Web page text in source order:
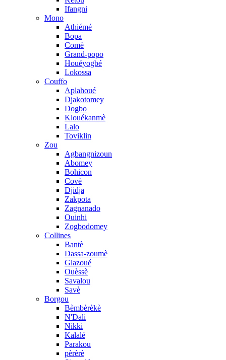
Ifangni
Mono
Athiémé
Bopa
Comè
Grand-popo
Houéyogbé
Lokossa
Couffo
Aplahoué
Djakotomey
Dogbo
Klouékanmè
Lalo
Toviklin
Zou
Agbangnizoun
Abomey
Bohicon
Covè
Djidja
Zakpota
Zagnanado
Ouinhi
Zogbodomey
Collines
Bantè
Dassa-zoumè
Glazoué
Ouèssè
Savalou
Savè
Borgou
Bèmbèrèkè
N'Dali
Nikki
Kalalé
Parakou
pèrèrè